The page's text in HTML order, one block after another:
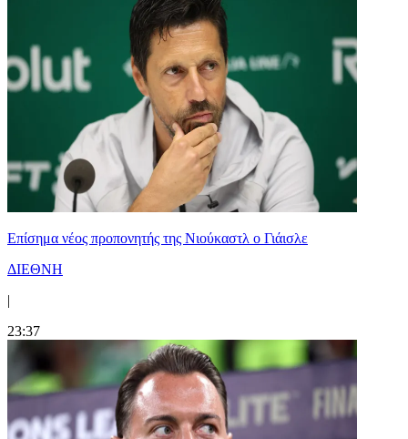
Επίσημα νέος προπονητής της Νιούκαστλ ο Γιάισλε
ΔΙΕΘΝΗ
|
23:37